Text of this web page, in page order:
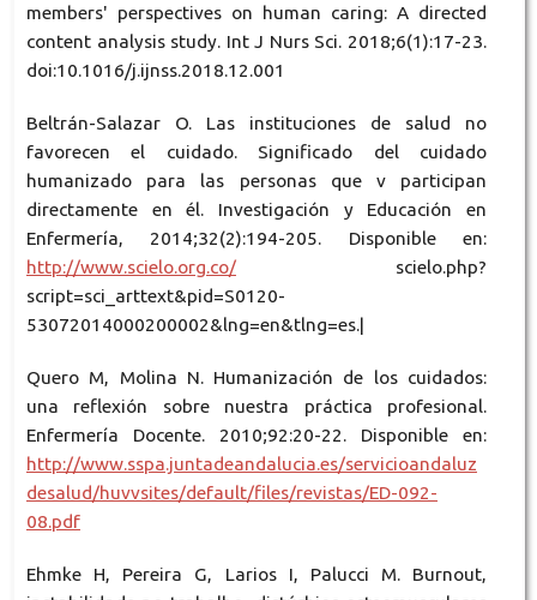
members' perspectives on human caring: A directed
content analysis study. Int J Nurs Sci. 2018;6(1):17-23.
doi:10.1016/j.ijnss.2018.12.001
Beltrán-Salazar O. Las instituciones de salud no
favorecen el cuidado. Significado del cuidado
humanizado para las personas que v participan
directamente en él. Investigación y Educación en
Enfermería, 2014;32(2):194-205. Disponible en:
http://www.scielo.org.co/scielo.php?
script=sci_arttext&pid=S0120-
53072014000200002&lng=en&tlng=es.|
Quero M, Molina N. Humanización de los cuidados:
una reflexión sobre nuestra práctica profesional.
Enfermería Docente. 2010;92:20-22. Disponible en:
http://www.sspa.juntadeandalucia.es/servicioandaluz
desalud/huvvsites/default/files/revistas/ED-092-
08.pdf
Ehmke H, Pereira G, Larios I, Palucci M. Burnout,